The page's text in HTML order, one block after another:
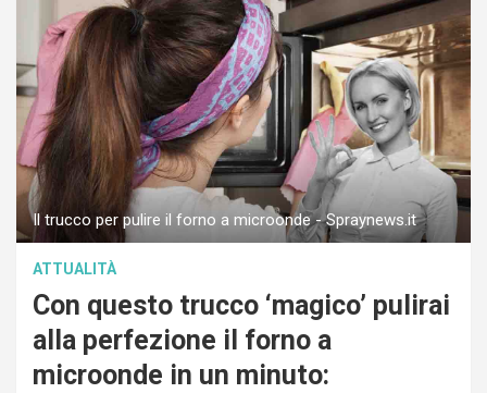
Il trucco per pulire il forno a microonde - Spraynews.it
ATTUALITÀ
Con questo trucco ‘magico’ pulirai
alla perfezione il forno a
microonde in un minuto: